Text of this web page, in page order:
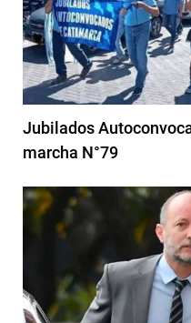
Jubilados
marcha N°79